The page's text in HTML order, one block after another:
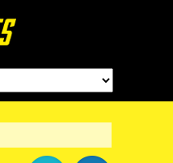
dzimšanas dienu